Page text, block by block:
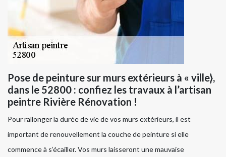
Pose de peinture sur murs extérieurs à « ville},
dans le 52800 : confiez les travaux à l’artisan
peintre Rivière Rénovation !
Pour rallonger la durée de vie de vos murs extérieurs, il est
important de renouvellement la couche de peinture si elle
commence à s’écailler. Vos murs laisseront une mauvaise